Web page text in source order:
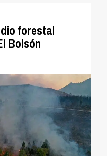
forestal
Bolsón